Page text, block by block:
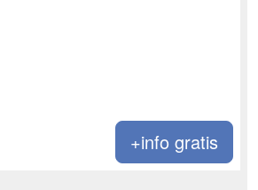
+info gratis